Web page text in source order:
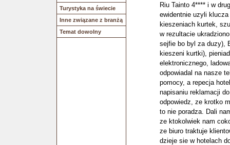
Turystyka na świecie
Inne związane z branżą
Temat dowolny
Riu Tainto 4**** i w
ewidentnie uzyli
kieszeniach kurtek,
w rezultacie
sejfie bo byl za duzy),
kieszeni kurtki),
elektronicznego,
odpowiadal na nasze
pomocy, a repecja
napisaniu reklamacji
odpowiedz, ze krotko
to nie poradza. Dali
ze ktokolwiek nam
ze biuro traktuje
dzieje sie w hotelach